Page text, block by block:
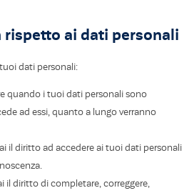
ai dati personali
dati personali:
quando i tuoi dati personali sono
ad essi, quanto a lungo verranno
il diritto ad accedere ai tuoi dati personali
il diritto di completare, correggere,